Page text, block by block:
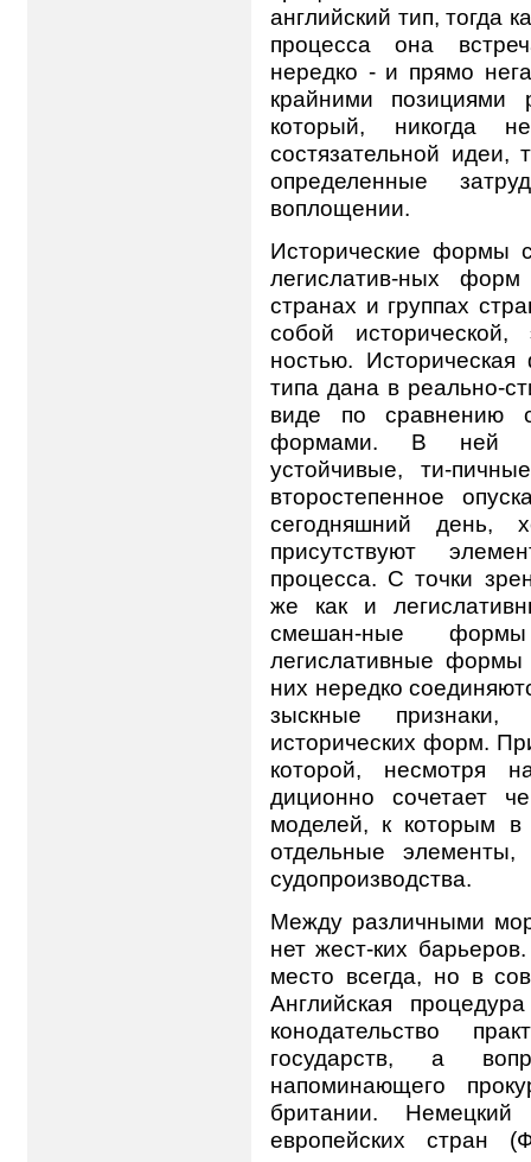
английский тип, тогда
процесса она
нередко - и прямо
крайними позициями
который, никогда
состязательной
определенные
воплощении.
Исторические формы
легислатив-ных форм
странах и группах
собой
ностью.
типа дана в реально-
виде по сравнению с
формами. В ней
устойчивые, ти-
второстепенное
сегодняшний день,
присутствуют
процесса. С точки
же как и
смешан-ные формы
легислативные
них нередко
зыскные
исторических форм.
которой, несмотря
диционно сочетает
моделей, к которым в
отдельные элементы,
судопроизводства.
Между различными
нет жест-ких
место всегда, но в
Английская
конодательство
государств, а
напоминающего
британии.
европейских стран